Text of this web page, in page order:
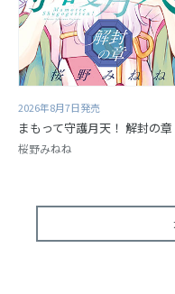
2026年8月7日発売
まもって守護月天！ 解封の章
桜野みねね